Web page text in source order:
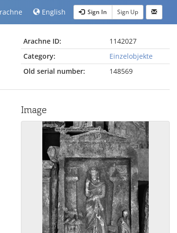
English Sign In Sign Up
Arachne ID:
1142027
Category:
Einzelobjekte
Old serial number:
148569
Image